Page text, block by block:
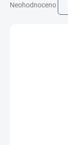
hodnocení
Neohodnoceno